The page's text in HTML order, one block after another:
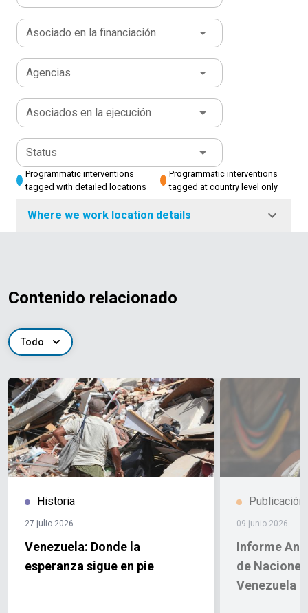
Asociado en la financiación
Agencias
Asociados en la ejecución
Status
Programmatic interventions
tagged with detailed locations
Programmatic interventions
tagged at country level only
Where we work location details
Contenido relacionado
Todo
Historia
27 julio 2026
Venezuela: Donde la
esperanza sigue en pie
Publicación
09 junio 2026
Informe
de
Venezuela